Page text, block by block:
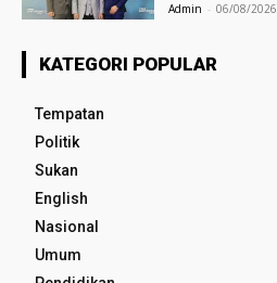
Admin - 06/08/2026
KATEGORI POPULAR
Tempatan
Politik
Sukan
English
Nasional
Umum